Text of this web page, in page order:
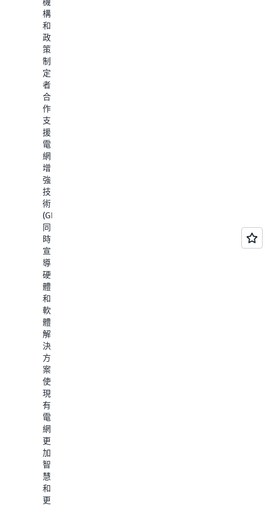
構
和
政
策
制
定
者
合
作，
支
援
電
網
增
強
技
術
(GET)，
同
時
宣
導
硬
體
和
軟
體
解
決
方
案，
使
現
有
電
網
更
加
智
慧
和
更